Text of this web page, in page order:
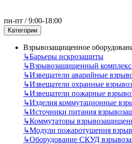
пн-пт / 9:00-18:00
Категории
Взрывозащищенное
↳Барьеры искрозащиты
↳Взрывозащищенный
↳Извещатели аварийные
↳Извещатели охранные
↳Извещатели пожарные
↳Изделия коммутационные
↳Источники питания
↳Коммутаторы
↳Модули пожаротушения
↳Оборудование СКУД